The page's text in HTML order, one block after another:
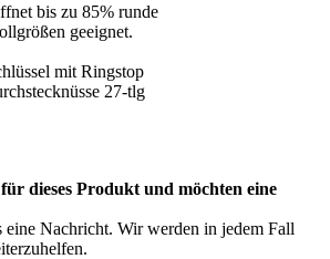
bis zu 85% runde
geeignet.
mit Ringstop
27-tlg
dieses Produkt und möchten eine
eine Nachricht. Wir werden in jedem Fall